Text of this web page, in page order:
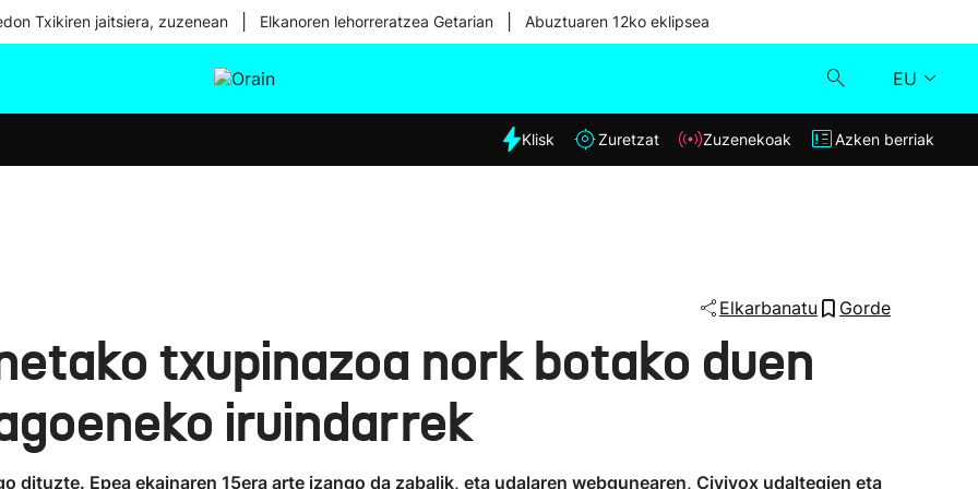
Txikiren jaitsiera, zuzenean Elkanoren lehorreratzea Getarian Abuztuaren 12ko eklipsea
EU
Eguraldia
Klisk
Klisk Zuretzat Zuzenekoak Azken berriak
Elkarbanatu Gorde
txupinazoa nork botako duen
iruindarrek
dituzte. Epea ekainaren 15era arte izango da zabalik, eta udalaren webgunearen, Civivox udaltegien eta